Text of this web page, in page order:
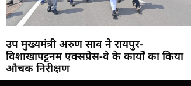
उप मुख्यमंत्री अरुण साव ने रायपुर-
विशाखापट्टनम एक्सप्रेस-वे के कार्यों का किया
औचक निरीक्षण